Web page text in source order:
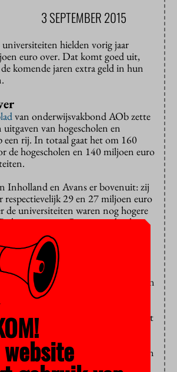
3 SEPTEMBER 2015
hielden vorig jaar
euro over. Dat komt goed uit,
komende jaren extra geld in hun
van onderwijsvakbond AOb zette
van hogescholen en
een rij. In totaal gaat het om 160
de hogescholen en 140 miljoen euro
Inholland en Avans er bovenuit: zij
respectievelijk 29 en 27 miljoen euro
de universiteiten waren nog hogere
Groningen boekte
39 miljoen en de Universiteit
tot 42,5 miljoen euro.
zijn de reserves van hogescholen en
opgelopen, aldus het
van “opgepompte reserves”
wil liever dat het geld goed wordt
in een spaarpot belandt.
moeten drie jaar lang interen
ingang van 2015 moeten ze
website